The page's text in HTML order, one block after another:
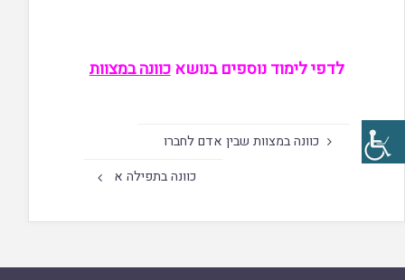
לדפי לימוד נוספים בנושאכוונה במצוות
כוונה במצוות שבין אדם לחברו
כוונה בתפילה א